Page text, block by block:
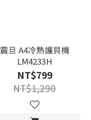
震旦 A4冷熱護貝機
LM4233H
NT$799
NT$1,290